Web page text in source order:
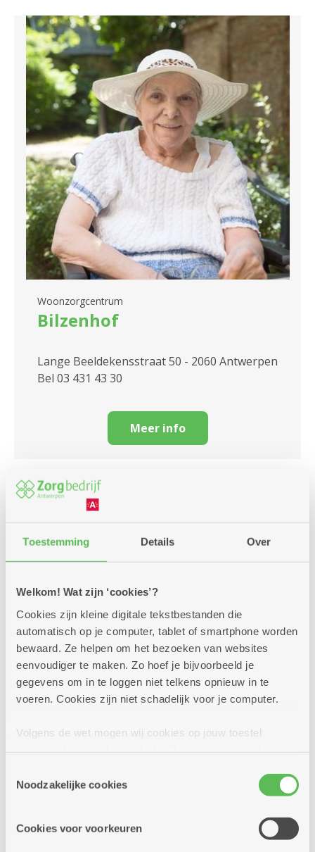
Toestemming Details Over
Welkom! Wat zijn ‘cookies’?
Cookies zijn kleine digitale tekstbestanden die
automatisch op je computer, tablet of smartphone worden
bewaard. Ze helpen om het bezoeken van websites
eenvoudiger te maken. Zo hoef je bijvoorbeeld je
gegevens om in te loggen niet telkens opnieuw in te
voeren. Cookies zijn niet schadelijk voor je computer.
Volgens de wet mogen wij cookies op jouw toestel
cookies hebben we jouw toestemming nodig. Sommige
cookies worden geplaatst door derde partijen die een
informatie over jouw (geanonimiseerd) gebruik van onze
Noodzakelijke cookies
Cookies voor voorkeuren
Woonzorgcentrum
Bilzenhof
Lange Beeldekensstraat 50 - 2060 Antwerpen
Bel 03 431 43 30
Meer info
Bloemenveld
Klaproosstraat 50 - 2610 Wilrijk